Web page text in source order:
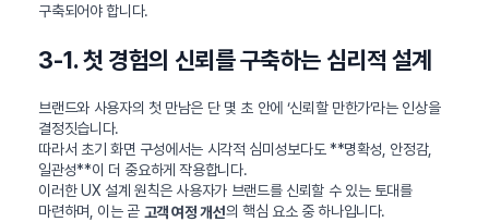
구축되어야 합니다.
3-1. 첫 경험의 신뢰를 구축하는 심리적 설계
브랜드와 사용자의 첫 만남은 단 몇 초 안에 ‘신뢰할 만한가’라는 인상을
결정짓습니다.
따라서 초기 화면 구성에서는 시각적 심미성보다도 **명확성, 안정감,
일관성**이 더 중요하게 작용합니다.
이러한 UX 설계 원칙은 사용자가 브랜드를 신뢰할 수 있는 토대를
마련하며, 이는 곧 고객 여정 개선의 핵심 요소 중 하나입니다.